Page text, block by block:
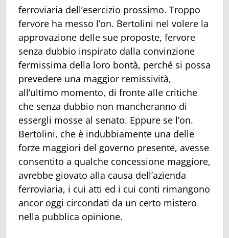
ferroviaria dell’esercizio prossimo. Troppo
fervore ha messo l’on. Bertolini nel volere la
approvazione delle sue proposte, fervore
senza dubbio inspirato dalla convinzione
fermissima della loro bontà, perché si possa
prevedere una maggior remissività,
all’ultimo momento, di fronte alle critiche
che senza dubbio non mancheranno di
essergli mosse al senato. Eppure se l’on.
Bertolini, che è indubbiamente una delle
forze maggiori del governo presente, avesse
consentito a qualche concessione maggiore,
avrebbe giovato alla causa dell’azienda
ferroviaria, i cui atti ed i cui conti rimangono
ancor oggi circondati da un certo mistero
nella pubblica opinione.